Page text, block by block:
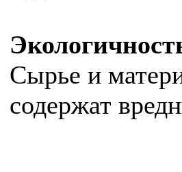
Сырье и
содержат